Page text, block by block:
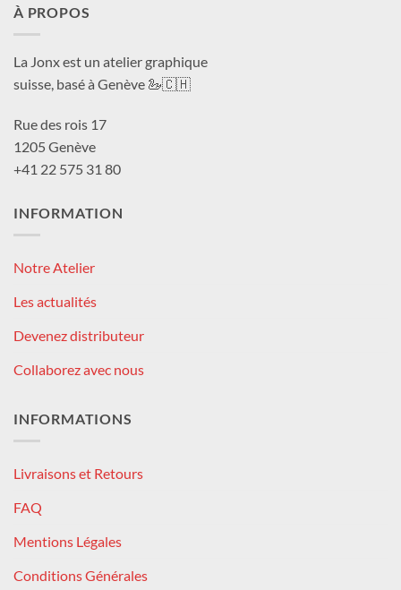
À PROPOS
La Jonx est un atelier graphique
suisse, basé à Genève 🦢🇨🇭
Rue des rois 17
1205 Genève
+41 22 575 31 80
INFORMATION
Notre Atelier
Les actualités
Devenez distributeur
Collaborez avec nous
INFORMATIONS
Livraisons et Retours
FAQ
Mentions Légales
Conditions Générales